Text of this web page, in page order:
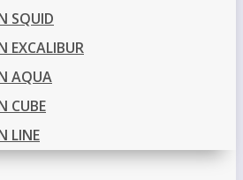
SQUID
EXCALIBUR
AQUA
CUBE
LINE